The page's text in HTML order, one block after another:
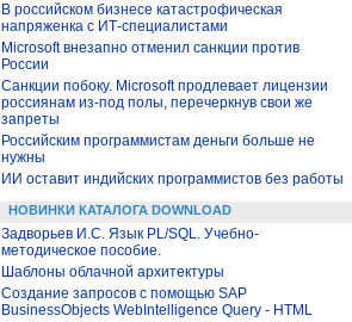
В российском бизнесе катастрофическая
напряженка с ИТ-специалистами
Microsoft внезапно отменил санкции против
России
Санкции побоку. Microsoft продлевает лицензии
россиянам из-под полы, перечеркнув свои же
запреты
Российским программистам деньги больше не
нужны
ИИ оставит индийских программистов без работы
НОВИНКИ КАТАЛОГА DOWNLOAD
Задворьев И.С. Язык PL/SQL. Учебно-
методическое пособие.
Шаблоны облачной архитектуры
Создание запросов с помощью SAP
BusinessObjects WebIntelligence Query - HTML